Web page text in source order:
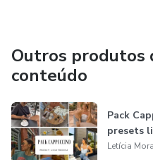
Outros produtos
conteúdo
Pack
presets
Letícia